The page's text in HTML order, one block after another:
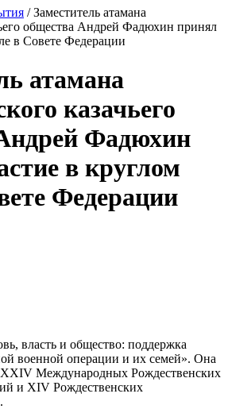
/ Заместитель атамана
общества Андрей Фадюхин принял
в Совете Федерации
атамана
казачьего
Фадюхин
в круглом
Федерации
власть и общество: поддержка
военной операции и их семей». Она
Международных Рождественских
и XIV Рождественских